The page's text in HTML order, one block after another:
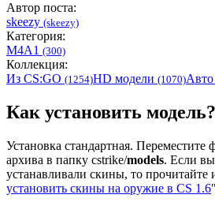
Автор поста:
skeezy (skeezy)
Категория:
M4A1 (300)
Коллекция:
Из CS:GO (1254)HD модели (1070)
Как установить модель?
Установка стандартная. Переместите
архива в папку cstrike/models. Если
устанавливали скины, то
установить скины на оружие в CS 1.6